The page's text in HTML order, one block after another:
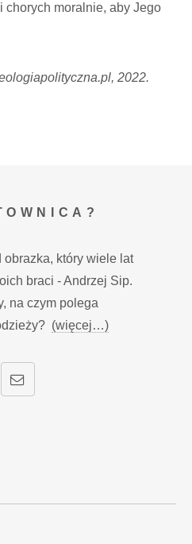
chorych moralnie, aby Jego
2022.
obrazka, który wiele lat
braci - Andrzej Sip.
na czym polega
(więcej…)